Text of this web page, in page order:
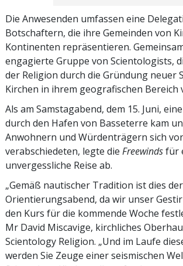
Die Anwesenden umfassen eine
Botschaftern, die ihre Gemeinden von
Kontinenten repräsentieren.
engagierte Gruppe von Scientologists,
der Religion durch die Gründung neuer
Kirchen in ihrem geografischen Bereich
Als am Samstagabend, dem 15. Juni,
durch den Hafen von Basseterre kam
Anwohnern und Würdenträgern sich
verabschiedeten, legte die Freewindsfür
unvergessliche Reise ab.
„Gemäß nautischer Tradition ist dies der
Orientierungsabend, da wir unser
den Kurs für die kommende Woche
Mr David Miscavige, kirchliches
Scientology Religion. „Und im Laufe
werden Sie Zeuge einer seismischen